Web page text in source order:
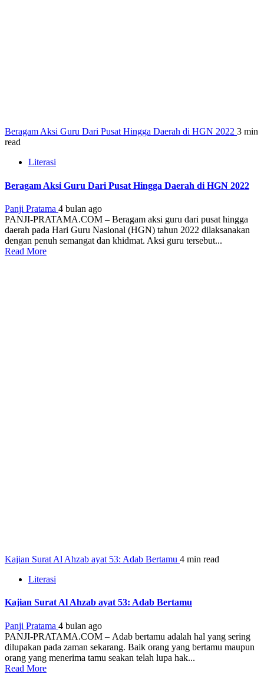
Beragam Aksi Guru Dari Pusat Hingga Daerah di HGN 2022 3 min
read
Literasi
Beragam Aksi Guru Dari Pusat Hingga Daerah di HGN 2022
Panji Pratama 4 bulan ago
PANJI-PRATAMA.COM – Beragam aksi guru dari pusat hingga
daerah pada Hari Guru Nasional (HGN) tahun 2022 dilaksanakan
dengan penuh semangat dan khidmat. Aksi guru tersebut...
Read More
Kajian Surat Al Ahzab ayat 53: Adab Bertamu 4 min read
Literasi
Kajian Surat Al Ahzab ayat 53: Adab Bertamu
Panji Pratama 4 bulan ago
PANJI-PRATAMA.COM – Adab bertamu adalah hal yang sering
dilupakan pada zaman sekarang. Baik orang yang bertamu maupun
orang yang menerima tamu seakan telah lupa hak...
Read More